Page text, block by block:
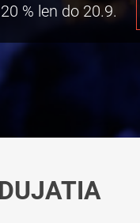
% len do 20.9.